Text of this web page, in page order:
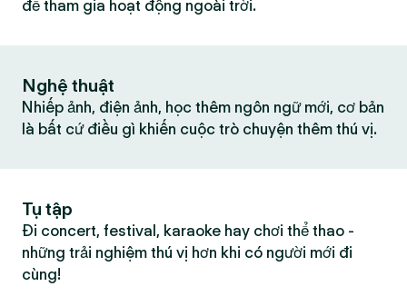
để tham gia hoạt động ngoài trời.
Nghệ thuật
Nhiếp ảnh, điện ảnh, học thêm ngôn ngữ mới, cơ bản
là bất cứ điều gì khiến cuộc trò chuyện thêm thú vị.
Tụ tập
Đi concert, festival, karaoke hay chơi thể thao -
những trải nghiệm thú vị hơn khi có người mới đi
cùng!